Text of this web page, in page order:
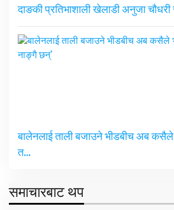
दाङकी प्रतिभाशाली खेलाडी अनुजा चौधरी
बालेनलाई ताली बजाउने भीडबीच अब कसैले
त…
समाचारबाट थप